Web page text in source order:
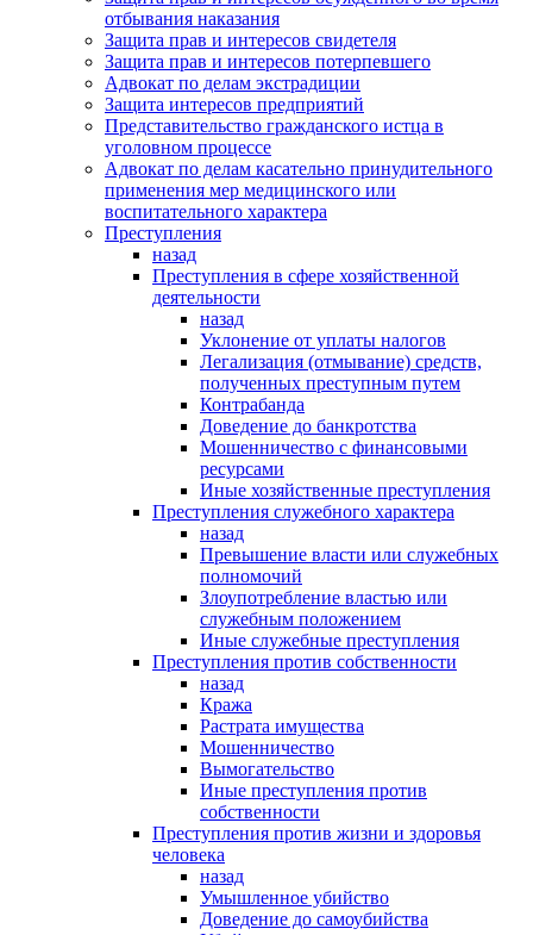
отбывания наказания
Защита прав и интересов свидетеля
Защита прав и интересов потерпевшего
Адвокат по делам экстрадиции
Защита интересов предприятий
Представительство гражданского истца в
уголовном процессе
Адвокат по делам касательно принудительного
применения мер медицинского или
воспитательного характера
Преступления
назад
Преступления в сфере хозяйственной
деятельности
назад
Уклонение от уплаты налогов
Легализация (отмывание) средств,
полученных преступным путем
Контрабанда
Доведение до банкротства
Мошенничество с финансовыми
ресурсами
Иные хозяйственные преступления
Преступления служебного характера
назад
Превышение власти или служебных
полномочий
Злоупотребление властью или
служебным положением
Иные служебные преступления
Преступления против собственности
назад
Кража
Растрата имущества
Мошенничество
Вымогательство
Иные преступления против
собственности
Преступления против жизни и здоровья
человека
назад
Умышленное убийство
Доведение до самоубийства